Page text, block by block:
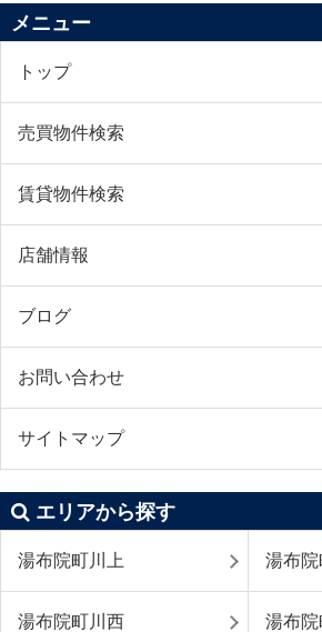
メニュー
トップ
売買物件検索
賃貸物件検索
店舗情報
ブログ
お問い合わせ
サイトマップ
エリアから探す
湯布院町川上 湯布
湯布院町川西 湯布